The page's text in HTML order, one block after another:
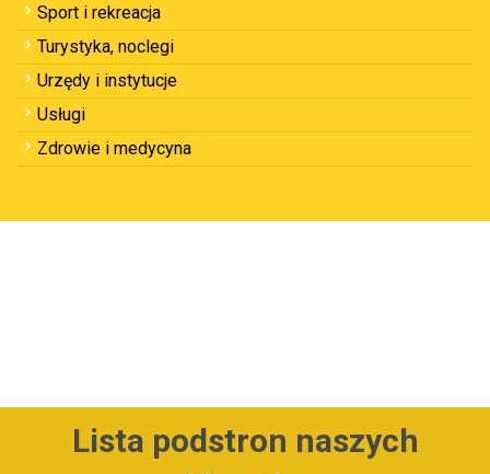
Sport i rekreacja
Turystyka, noclegi
Urzędy i instytucje
Usługi
Zdrowie i medycyna
Lista podstron naszych